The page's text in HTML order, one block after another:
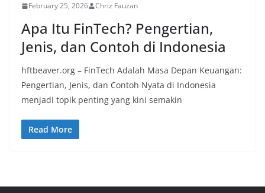
February 25, 2026 Chriz Fauzan
Apa Itu FinTech? Pengertian,
Jenis, dan Contoh di Indonesia
hftbeaver.org – FinTech Adalah Masa Depan Keuangan:
Pengertian, Jenis, dan Contoh Nyata di Indonesia
menjadi topik penting yang kini semakin
Read More